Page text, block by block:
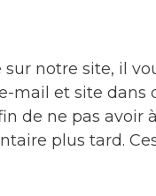
notre site, il
mail et site dans
de ne pas avoir
plus tard.